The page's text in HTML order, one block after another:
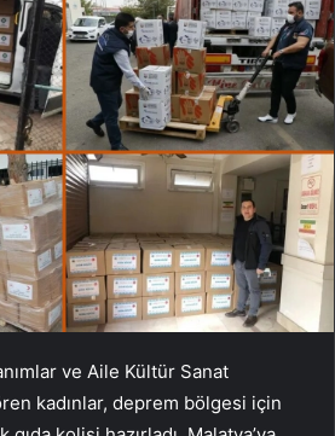
ve Aile Kültür Sanat
kadınlar, deprem bölgesi için